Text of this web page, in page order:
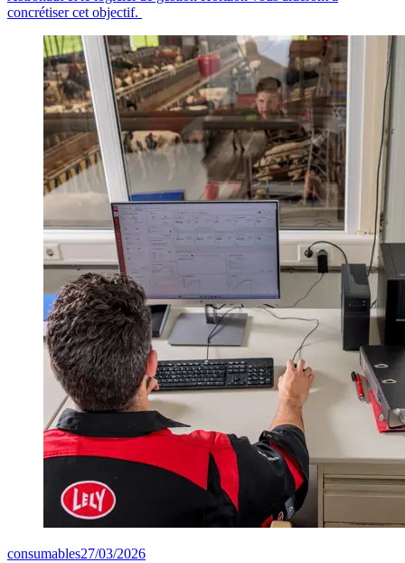
concrétiser cet objectif.
consumables27/03/2026